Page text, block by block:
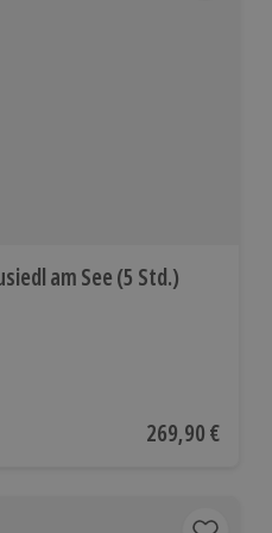
am See (5 Std.)
auf 3 BewertungenAktueller Preis
269,90 €